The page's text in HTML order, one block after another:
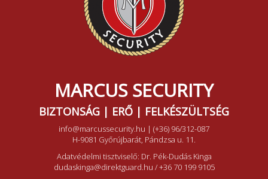
MARCUS SECURITY
BIZTONSÁG | ERŐ | FELKÉSZÜLTSÉG
info@marcussecurity.hu | (+36) 96/312-087
H-9081 Győrújbarát, Pándzsa u. 11.
Adatvédelmi tisztviselő: Dr. Pék-Dudás Kinga
dudaskinga@direktguard.hu /+36 70 199 9105